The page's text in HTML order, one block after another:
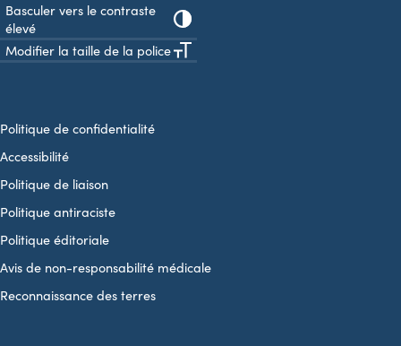
Basculer vers le contraste
élevé
Modifier la taille de la police
Politique de confidentialité
Accessibilité
Politique de liaison
Politique antiraciste
Politique éditoriale
Avis de non-responsabilité médicale
Reconnaissance des terres